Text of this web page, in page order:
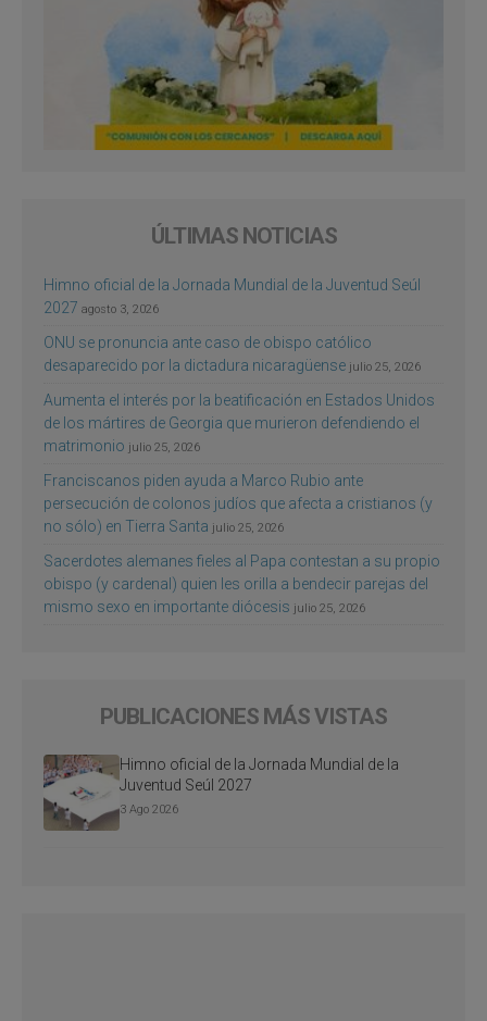
ÚLTIMAS NOTICIAS
Himno oficial de la Jornada Mundial de la Juventud Seúl
2027 agosto 3, 2026
ONU se pronuncia ante caso de obispo católico
desaparecido por la dictadura nicaragüense julio 25, 2026
Aumenta el interés por la beatificación en Estados Unidos
de los mártires de Georgia que murieron defendiendo el
matrimonio julio 25, 2026
Franciscanos piden ayuda a Marco Rubio ante
persecución de colonos judíos que afecta a cristianos (y
no sólo) en Tierra Santa julio 25, 2026
Sacerdotes alemanes fieles al Papa contestan a su propio
obispo (y cardenal) quien les orilla a bendecir parejas del
mismo sexo en importante diócesis julio 25, 2026
PUBLICACIONES MÁS VISTAS
Himno oficial de la Jornada Mundial de la
Juventud Seúl 2027
3 Ago 2026